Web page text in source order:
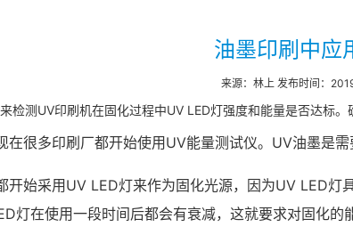
油墨印刷中应
来源：林上 发布时间：
检测UV印刷机在固化过程中UV LED灯强度和能量是否达标
在很多印刷厂都开始使用UV能量测试仪。UV油墨是需
开始采用UV LED灯来作为固化光源，因为UV LED
灯在使用一段时间后都会有衰减，这就要求对固化